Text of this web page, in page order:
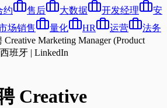
约 售后 大数据 开发经理
安
场销售 量化 HR 运营
法务
Creative Marketing Manager (Product
班牙 | LinkedIn
Creative